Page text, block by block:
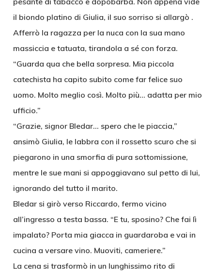
il biondo platino di Giulia, il suo sorriso si allargò .
Afferrò la ragazza per la nuca con la sua mano
massiccia e tatuata, tirandola a sé con forza.
“Guarda qua che bella sorpresa. Mia piccola
catechista ha capito subito come far felice suo
uomo. Molto meglio così. Molto più… adatta per mio
ufficio.”
“Grazie, signor Bledar… spero che le piaccia,”
ansimò Giulia, le labbra con il rossetto scuro che si
piegarono in una smorfia di pura sottomissione,
mentre le sue mani si appoggiavano sul petto di lui,
ignorando del tutto il marito.
Bledar si girò verso Riccardo, fermo vicino
all’ingresso a testa bassa. “E tu, sposino? Che fai lì
impalato? Porta mia giacca in guardaroba e vai in
cucina a versare vino. Muoviti, cameriere.”
La cena si trasformò in un lunghissimo rito di